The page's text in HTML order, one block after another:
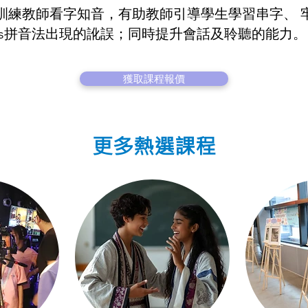
練教師看字知音，有助教師引導學生學習串字、
音法出現的訛誤；同時提升會話及聆聽的能力。
獲取課程報價
更多熱選課程